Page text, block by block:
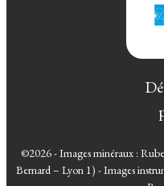
©2026 - Images minéraux :
Bernard – Lyon 1) - Images